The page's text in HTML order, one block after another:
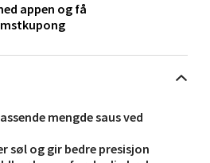
mengde saus ved
søl og gir bedre presisjon
appen og få
Velg
Senter